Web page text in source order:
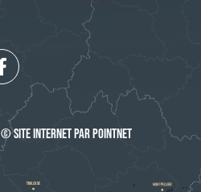
© SITE INTERNET PAR POINTNET